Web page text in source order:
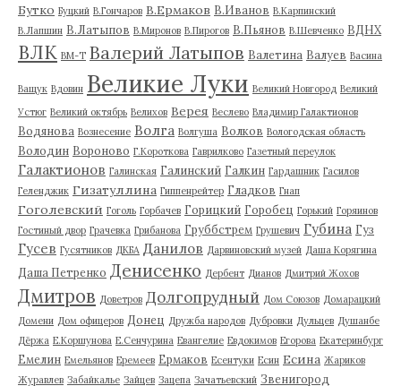
Бутко Буцкий В.Гончаров В.Ермаков В.Иванов В.Карпинский
В.Лапшин В.Латыпов В.Миронов В.Пирогов В.Пьянов В.Шевченко ВДНХ
ВЛК ВМ-Т Валерий Латыпов Валетина Валуев Васина
Ващук Вдовин Великие Луки Великий Новгород Великий
Устюг Великий октябрь Велихов Верея Веслево Владимир Галактионов
Водянова Вознесение Волга Волгуша Волков Вологодская область
Володин Вороново Г.Короткова Гаврилково Газетный переулок
Галактионов Галинская Галинский Галкин Гардашник Гасилов
Геленджик Гизатуллина Гиппенрейтер Гладков Гнап
Гоголевский Гоголь Горбачев Горицкий Горобец Горький Горяинов
Гостиный двор Грачевка Грибанова Груббстрем Грушевич Губина Гуз
Гусев Гусятников ДКБА Данилов Дарвиновский музей Даша Корягина
Даша Петренко Денисенко Дербент Дианов Дмитрий Жохов
Дмитров Доветров Долгопрудный Дом Союзов Домарацкий
Домени Дом офицеров Донец Дружба народов Дубровки Дульцев Душанбе
Дёржа Е.Коршунова Е.Сенчурина Евангелие Евдокимов Егорова Екатеринбург
Емелин Емельянов Еремеев Ермаков Есентуки Есин Есина Жариков
Журавлев Забайкалье Зайцев Зацепа Зачатьевский Звенигород